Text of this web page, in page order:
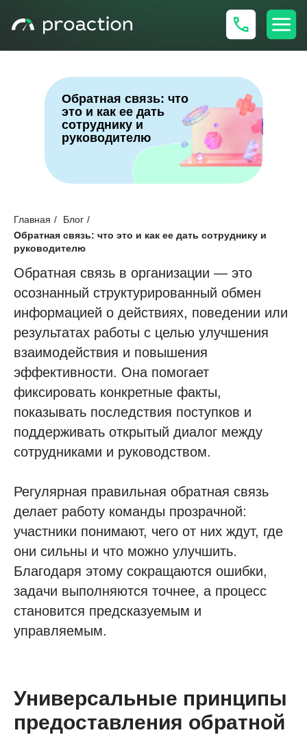
Обратная связь: что
это и как ее дать
сотруднику и
руководителю
Главная / Блог /
Обратная связь: что это и как ее дать сотруднику и
руководителю
Обратная связь в организации — это
осознанный структурированный обмен
информацией о действиях, поведении или
результатах работы с целью улучшения
взаимодействия и повышения
эффективности. Она помогает
фиксировать конкретные факты,
показывать последствия поступков и
поддерживать открытый диалог между
сотрудниками и руководством.
Регулярная правильная обратная связь
делает работу команды прозрачной:
участники понимают, чего от них ждут, где
они сильны и что можно улучшить.
Благодаря этому сокращаются ошибки,
задачи выполняются точнее, а процесс
становится предсказуемым и
управляемым.
Универсальные принципы
предоставления обратной